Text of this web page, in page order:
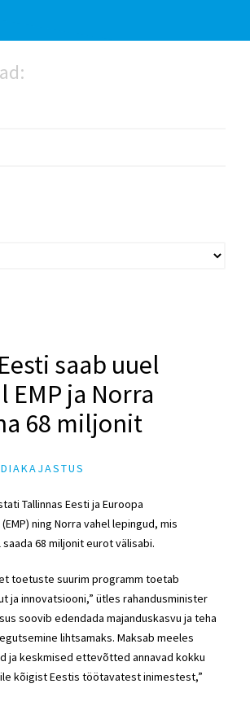
saab uuel
EMP ja Norra
68 miljonit
Tallinnas Eesti ja Euroopa
ning Norra vahel lepingud, mis
68 miljonit eurot välisabi.
toetuste suurim programm toetab
ja innovatsiooni,” ütles rahandusminister
soovib edendada majanduskasvu ja teha
lihtsamaks. Maksab meeles
ja keskmised ettevõtted annavad kokku
kõigist Eestis töötavatest inimestest,”